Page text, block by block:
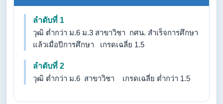
ลำดับที่ 1
วุฒิ ต่ำกว่า ม.6 ม.3 สาขาวิชา กศน. สำเร็จการศึกษา
แล้วเมื่อปีการศึกษา เกรดเฉลี่ย 1.5
ลำดับที่ 2
วุฒิ ต่ำกว่า ม.6 สาขาวิชา เกรดเฉลี่ย ต่ำกว่า 1.5